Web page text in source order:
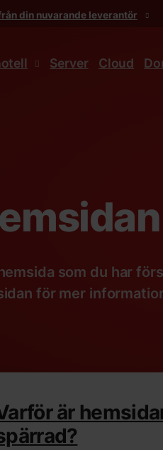
din nuvarande leverantör
Server Cloud
som du har
för mer
är